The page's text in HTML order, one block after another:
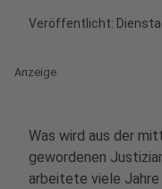
Veröffentlicht:
Anzeige
Was wird aus der
gewordenen
arbeitete viele Jahre